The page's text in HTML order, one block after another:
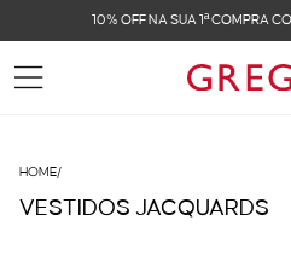
10% OFF NA SUA 1ª COMPRA
HOME/
VESTIDOS JACQUARDS